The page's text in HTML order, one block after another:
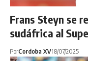
Frans Steyn se
sudáfrica al
PorCordoba XV18/07/2025